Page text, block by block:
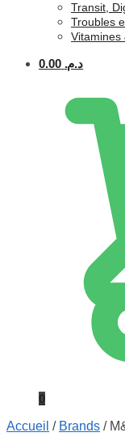
Transit,
Troubles
Vitamines
د.م. 0.00
0
Accueil / Brands /